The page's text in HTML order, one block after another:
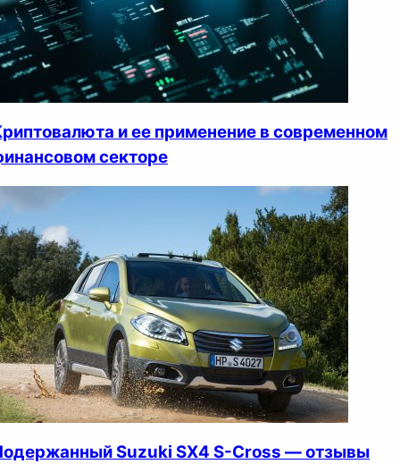
и ее применение в современном
секторе
Suzuki SX4 S-Cross — отзывы